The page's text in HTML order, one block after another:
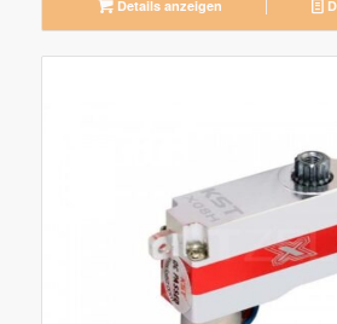
Details anzeigen